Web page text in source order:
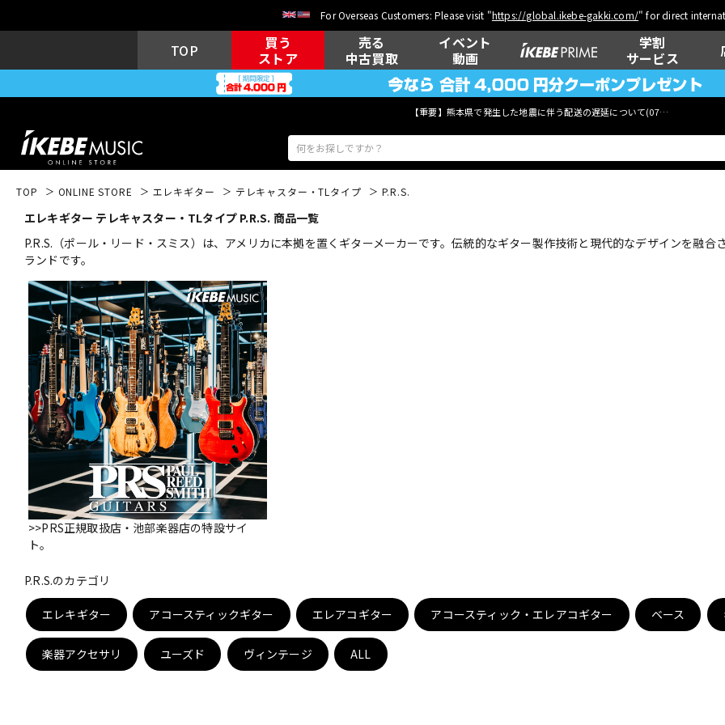
For Overseas Customers: Please visit "https://global.ikebe-gakki.com/" for direct
TOP
買う
ストア
売る
中古買取
イベント
動画
学割
サービス
【重要】熊本県で発生した地震に伴う配送の遅延について(07月29日
エレキギター アコギ/エレ
アコ
キーボード
DJ機器
中古
TOP ONLINE STORE エレキギター テレキャスター・TLタイプ P.R.S.
エレキギター テレキャスター・TLタイプ P.R.S. 商品一覧
P.R.S.（ポール・リード・スミス）は、アメリカに本拠を置くギターメーカーです。伝統的なギター製作技術と現代的なデザインを融
ランドです。
>>PRS正規取扱店・池部楽器店の特設サイ
ト。
P.R.S.のカテゴリ
エレキギター アコースティックギター エレアコギター アコースティック・エレアコギター ベース
楽器アクセサリ ユーズド ヴィンテージ ALL